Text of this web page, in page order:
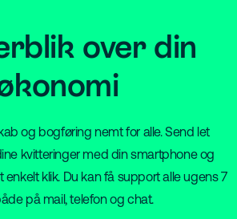
over din
og bogføring nemt for alle. Send let
kvitteringer med din smartphone og
klik. Du kan få support alle ugens 7
på mail, telefon og chat.